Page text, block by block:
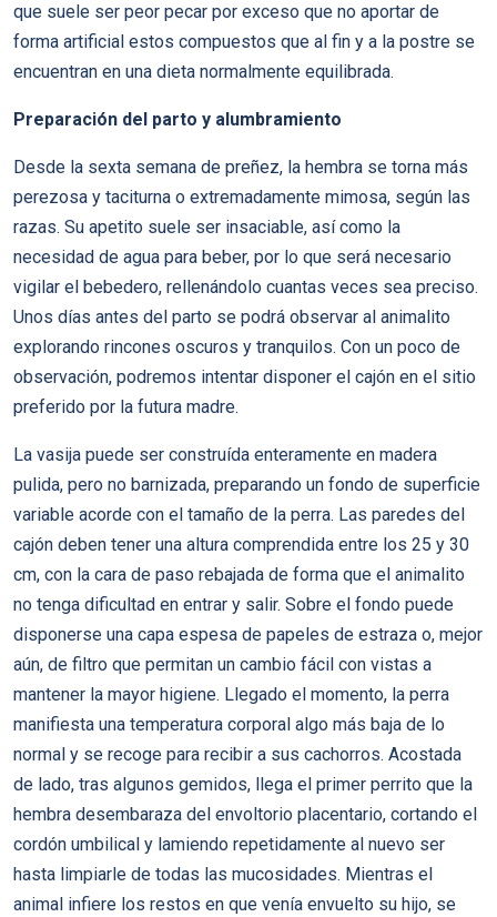
que suele ser peor pecar por exceso que no aportar de
forma artificial estos compuestos que al fin y a la postre se
encuentran en una dieta normalmente equilibrada.
Preparación del parto y alumbramiento
Desde la sexta semana de preñez, la hembra se torna más
perezosa y taciturna o extremadamente mimosa, según las
razas. Su apetito suele ser insaciable, así como la
necesidad de agua para beber, por lo que será necesario
vigilar el bebedero, rellenándolo cuantas veces sea preciso.
Unos días antes del parto se podrá observar al animalito
explorando rincones oscuros y tranquilos. Con un poco de
observación, podremos intentar disponer el cajón en el sitio
preferido por la futura madre.
La vasija puede ser construída enteramente en madera
pulida, pero no barnizada, preparando un fondo de superficie
variable acorde con el tamaño de la perra. Las paredes del
cajón deben tener una altura comprendida entre los 25 y 30
cm, con la cara de paso rebajada de forma que el animalito
no tenga dificultad en entrar y salir. Sobre el fondo puede
disponerse una capa espesa de papeles de estraza o, mejor
aún, de filtro que permitan un cambio fácil con vistas a
mantener la mayor higiene. Llegado el momento, la perra
manifiesta una temperatura corporal algo más baja de lo
normal y se recoge para recibir a sus cachorros. Acostada
de lado, tras algunos gemidos, llega el primer perrito que la
hembra desembaraza del envoltorio placentario, cortando el
cordón umbilical y lamiendo repetidamente al nuevo ser
hasta limpiarle de todas las mucosidades. Mientras el
animal infiere los restos en que venía envuelto su hijo, se